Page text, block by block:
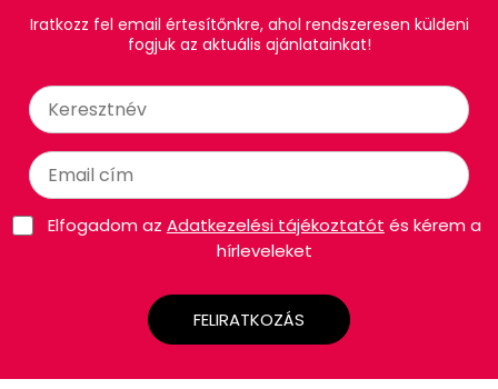
Iratkozz fel email értesítőnkre, ahol rendszeresen küldeni
fogjuk az aktuális ajánlatainkat!
Elfogadom az Adatkezelési tájékoztatót és kérem a
hírleveleket
FELIRATKOZÁS